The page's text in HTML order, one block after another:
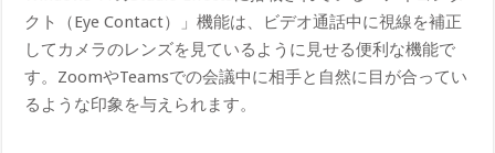
クト（Eye Contact）」機能は、ビデオ通話中に視線を補正
してカメラのレンズを見ているように見せる便利な機能で
す。ZoomやTeamsでの会議中に相手と自然に目が合ってい
るような印象を与えられます。